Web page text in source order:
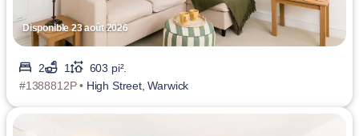
Disponible 23 août 2026
2 1
603 pi².
#1388812P • High Street, Warwick